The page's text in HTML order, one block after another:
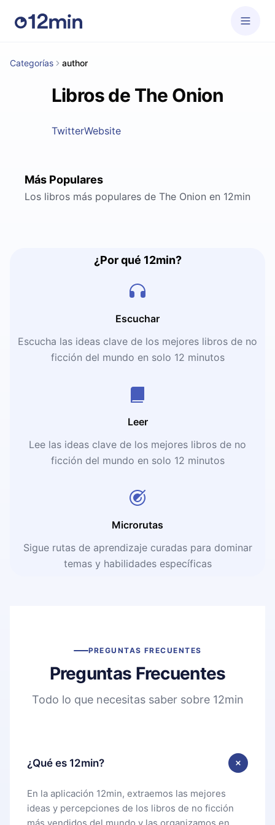
Categorías author
Libros de The Onion
TwitterWebsite
Más Populares
Los libros más populares de The Onion en 12min
¿Por qué 12min?
Escuchar
Escucha las ideas clave de los mejores libros de no
ficción del mundo en solo 12 minutos
Leer
Lee las ideas clave de los mejores libros de no
ficción del mundo en solo 12 minutos
Microrutas
Sigue rutas de aprendizaje curadas para dominar
temas y habilidades específicas
PREGUNTAS FRECUENTES
Preguntas Frecuentes
Todo lo que necesitas saber sobre 12min
¿Qué es 12min?
En la aplicación 12min, extraemos las mejores
ideas y percepciones de los libros de no ficción